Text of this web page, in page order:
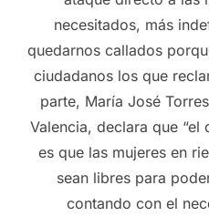
necesitados, más
quedarnos callados
ciudadanos los que
parte, María José
Valencia, declara que
es que las mujeres en
sean libres para
contando con el